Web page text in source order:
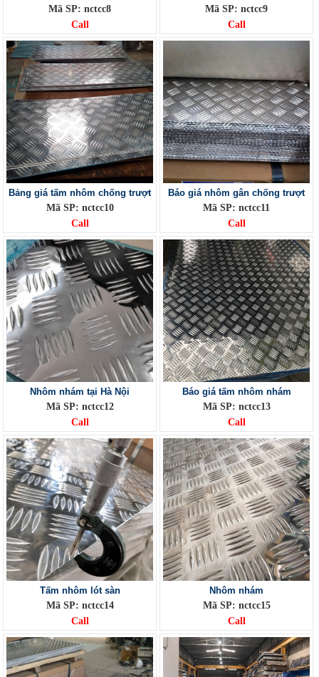
Mã SP: nctcc8
Call
Mã SP: nctcc9
Call
Bảng giá tấm nhôm chống trượt
Mã SP: nctcc10
Call
Báo giá nhôm gân chống trượt
Mã SP: nctcc11
Call
Nhôm nhám tại Hà Nội
Mã SP: nctcc12
Call
Báo giá tấm nhôm nhám
Mã SP: nctcc13
Call
Tấm nhôm lót sàn
Mã SP: nctcc14
Call
Nhôm nhám
Mã SP: nctcc15
Call